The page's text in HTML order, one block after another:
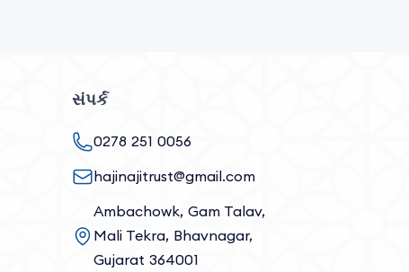
સંપર્ક
0278 251 0056
hajinajitrust@gmail.com
Ambachowk, Gam Talav,
Mali Tekra, Bhavnagar,
Gujarat 364001